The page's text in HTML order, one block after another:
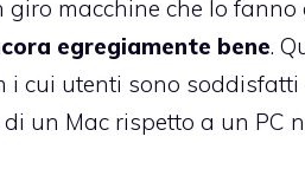
macchine che lo fanno
egregiamente bene.
cui utenti sono soddisfatti
un Mac rispetto a un PC